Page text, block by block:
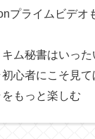
プライムビデオ
キム秘書はいった
心者にこそ見て
もっと楽しむ